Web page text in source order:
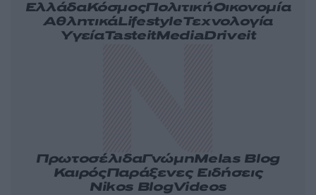
ΕλλάδαΚόσμοςΠολιτικήΟικονομία
ΑθλητικάLifestyleΤεχνολογία
ΥγείαTasteitMediaDriveit
ΠρωτοσέλιδαΓνώμηMelas Blog
ΚαιρόςΠαράξενες Ειδήσεις
Nikos BlogVideos